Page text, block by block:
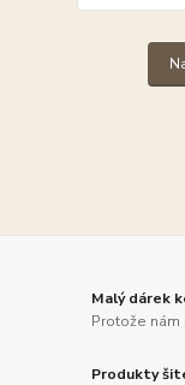
Malý dárek
Protože nám
Produkty